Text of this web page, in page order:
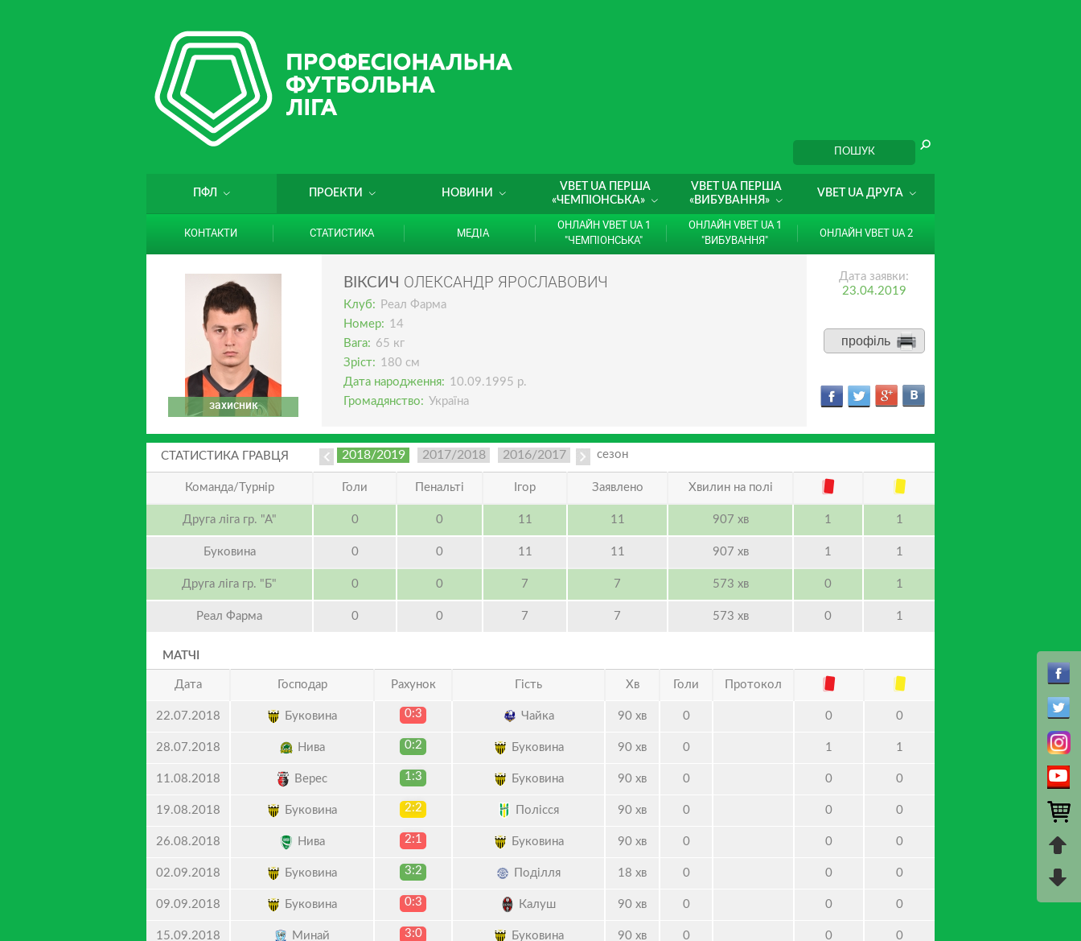
ПФЛ ПРОЕКТИ НОВИНИ
VBET UA ПЕРША
«ЧЕМПІОНСЬКА»
VBET UA ПЕРША
«ВИБУВАННЯ»
VBET UA ДРУГА
КОНТАКТИ СТАТИСТИКА МЕДІА
ОНЛАЙН VBET UA 1
"ЧЕМПІОНСЬКА"
ОНЛАЙН VBET UA 1
"ВИБУВАННЯ"
ОНЛАЙН VBET UA 2
захисник
ВІКСИЧ ОЛЕКСАНДР ЯРОСЛАВОВИЧ
Клуб:
Реал Фарма
Номер: 14
Вага: 65 кг
Зріст: 180 см
Дата народження: 10.09.1995 р.
Громадянство: Україна
Дата заявки:
23.04.2019
СТАТИСТИКА ГРАВЦЯ 2018/2019 2017/2018 2016/2017 2015/2016
сезон
Команда/Турнір Голи Пенальті Ігор Заявлено Хвилин на полі
Друга ліга гр. "А" 0 0 11 11 907 хв 1 1
Буковина 0 0 11 11 907 хв 1 1
Друга ліга гр. "Б" 0 0 7 7 573 хв 0 1
Реал Фарма 0 0 7 7 573 хв 0 1
МАТЧІ
Дата Господар Рахунок Гість Хв Голи Протокол
22.07.2018 Буковина 0:3 Чайка 90 хв 0 0 0
28.07.2018 Нива 0:2 Буковина 90 хв 0 1 1
11.08.2018 Верес 1:3 Буковина 90 хв 0 0 0
19.08.2018 Буковина 2:2 Полісся 90 хв 0 0 0
26.08.2018 Нива 2:1 Буковина 90 хв 0 0 0
02.09.2018 Буковина 3:2 Поділля 18 хв 0 0 0
09.09.2018 Буковина 0:3 Калуш 90 хв 0 0 0
15.09.2018 Минай 3:0 Буковина 90 хв 0 0 0